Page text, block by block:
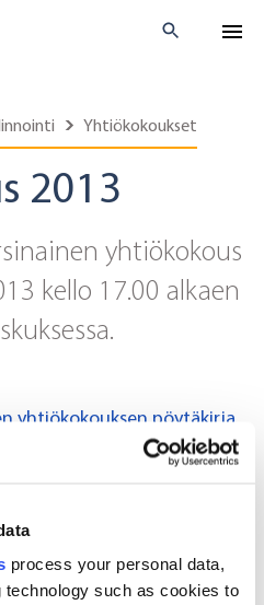
process your personal data,
such as cookies to
Yhtiökokoukset
2013
yhtiökokous
kello 17.00 alkaen
yhtiökokouksen pöytäkirja